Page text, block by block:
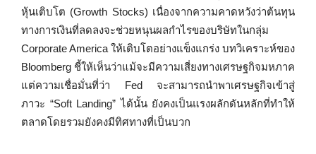
หุ้นเติบโต (Growth Stocks) เนื่องจากความคาดหวังว่าต้นทุน
ทางการเงินที่ลดลงจะช่วยหนุนผลกำไรของบริษัทในกลุ่ม
Corporate America ให้เติบโตอย่างแข็งแกร่ง บทวิเคราะห์ของ
Bloomberg ชี้ให้เห็นว่าแม้จะมีความเสี่ยงทางเศรษฐกิจมหภาค
แต่ความเชื่อมั่นที่ว่า Fed จะสามารถนำพาเศรษฐกิจเข้าสู่
ภาวะ “Soft Landing” ได้นั้น ยังคงเป็นแรงผลักดันหลักที่ทำให้
ตลาดโดยรวมยังคงมีทิศทางที่เป็นบวก